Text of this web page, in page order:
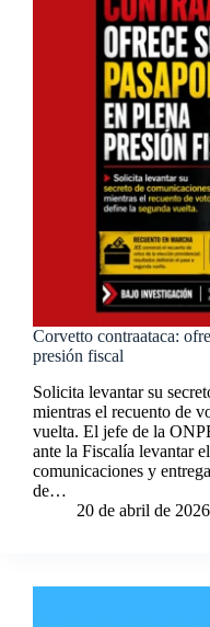
Corvetto contraataca:
presión fiscal
Solicita levantar su
mientras el recuento de
vuelta. El jefe de la
ante la Fiscalía levantar
comunicaciones y
de…
20 de abril de 2026